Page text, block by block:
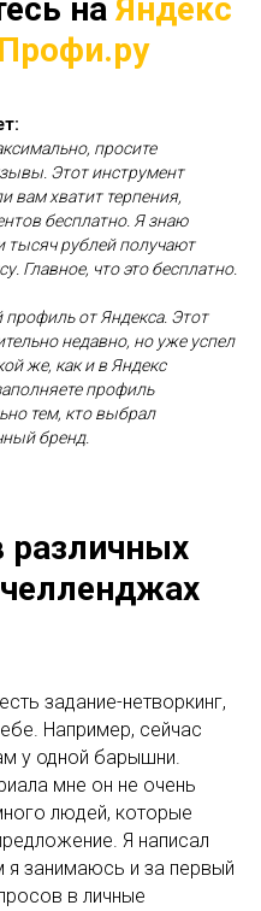
на Яндекс
Профи.ру
просите
Этот инструмент
вам хватит терпения,
бесплатно. Я знаю
тысяч рублей получают
Главное, что это бесплатно.
от Яндекса. Этот
недавно, но уже успел
же, как и в Яндекс
профиль
тем, кто выбрал
бренд.
различных
задание-нетворкинг,
Например, сейчас
у одной барышни.
мне он не очень
людей, которые
Я написал
я занимаюсь и за первый
в личные